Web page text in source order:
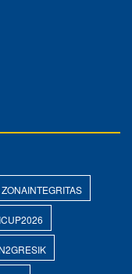
ZONAINTEGRITAS